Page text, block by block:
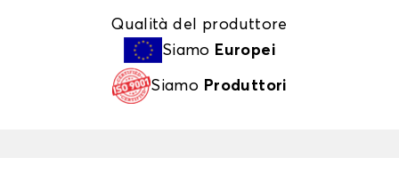
Qualità del produttore
Siamo Europei
Siamo Produttori